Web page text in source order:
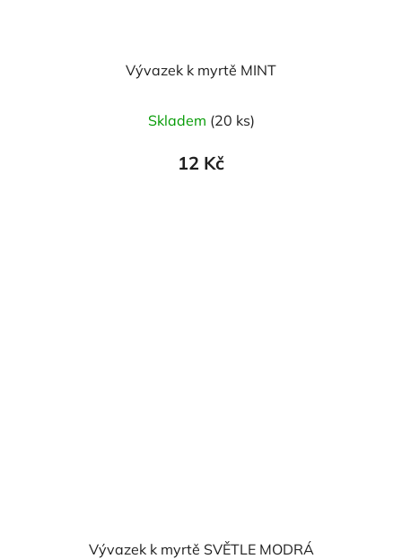
Vývazek k myrtě MINT
hodnocení
produktu
Skladem (20 ks)
12 Kč
Vývazek k myrtě SVĚTLE MODRÁ